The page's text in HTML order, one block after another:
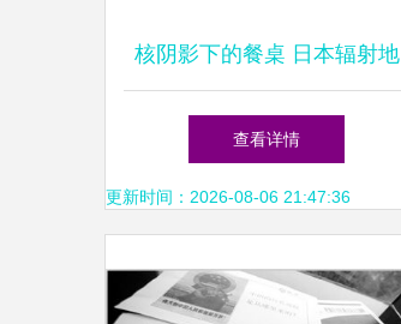
核阴影下的餐桌 日本辐射地
区食品改头换面流入中国市场
查看详情
更新时间：2026-08-06 21:47:36